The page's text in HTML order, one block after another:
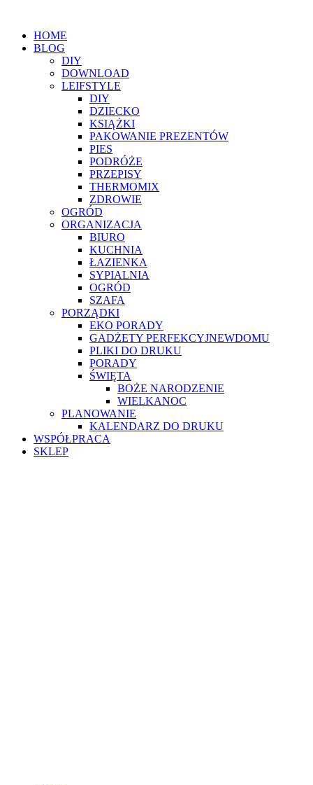
HOME
BLOG
DIY
DOWNLOAD
LEIFSTYLE
DIY
DZIECKO
KSIĄŻKI
PAKOWANIE PREZENTÓW
PIES
PODRÓŻE
PRZEPISY
THERMOMIX
ZDROWIE
OGRÓD
ORGANIZACJA
BIURO
KUCHNIA
ŁAZIENKA
SYPIALNIA
OGRÓD
SZAFA
PORZĄDKI
EKO PORADY
GADŻETY PERFEKCYJNEWDOMU
PLIKI DO DRUKU
PORADY
ŚWIĘTA
BOŻE NARODZENIE
WIELKANOC
PLANOWANIE
KALENDARZ DO DRUKU
WSPÓŁPRACA
SKLEP